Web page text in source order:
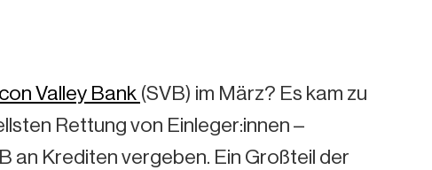
Valley Bank (SVB) im März? Es kam zu
Rettung von Einleger:innen –
an Krediten vergeben. Ein Großteil der